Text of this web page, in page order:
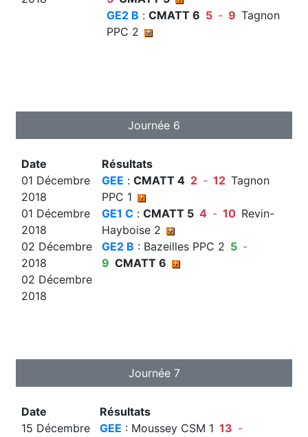
GE2 B : CMATT 6 5 - 9 Tagnon
PPC 2
Journée 6
Date
01 Décembre
2018
01 Décembre
2018
02 Décembre
2018
02 Décembre
2018
Résultats
GEE :CMATT 4 2 - 12 Tagnon
PPC 1
GE1 C :CMATT 5 4 - 10 Revin-
Hayboise 2
GE2 B : Bazeilles PPC 2 5 -
9 CMATT 6
Journée 7
Date
15 Décembre
Résultats
GEE : Moussey CSM 1 13 -